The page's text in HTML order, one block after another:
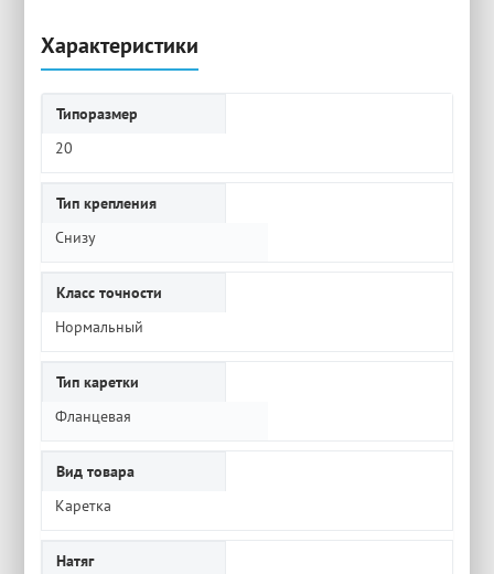
Характеристики
Типоразмер
20
Тип крепления
Снизу
Класс точности
Нормальный
Тип каретки
Фланцевая
Вид товара
Каретка
Натяг